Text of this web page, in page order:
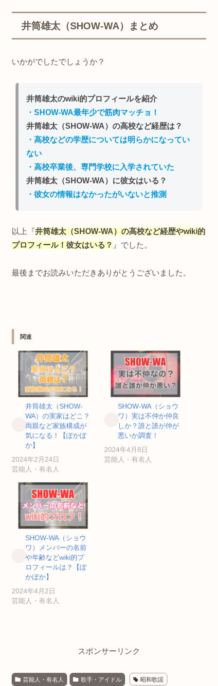
井筒雄太（SHOW-WA）まとめ
いかがでしたでしょうか？
井筒雄太のwiki的プロフィールを紹介
・SHOW-WA最年少で筋肉マッチョ！
井筒雄太（SHOW-WA）の高校など経歴は？
・高校などの学歴については明らかになってい
ない
・高校卒業後、専門学校に入学されていた
井筒雄太（SHOW-WA）に彼女はいる？
・彼女の情報はなかったがいないと推測
以上『井筒雄太（SHOW-WA）の高校など経歴やwiki的
プロフィール！彼女はいる？ 』でした。
最後までお読みいただきありがとうございました。
関連
井筒雄太（SHOW-
WA）の実家はどこ？
両親など家族構成が
気になる！【ぽかぽ
か】
2024年2月24日
芸能人・有名人
SHOW-WA（ショウ
ワ）実は不仲か仲良
しか？誰と誰が仲が
悪いか調査！
2024年4月8日
芸能人・有名人
SHOW-WA（ショウ
ワ）メンバーの名前
や年齢などwiki的プ
ロフィールは？【ぽ
かぽか】
2024年4月2日
芸能人・有名人
スポンサーリンク
芸能人・有名人 歌手・アイドル 昭和歌謡